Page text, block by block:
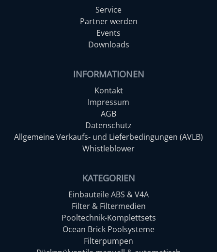
Service
Partner werden
Events
Downloads
INFORMATIONEN
Kontakt
Impressum
AGB
Datenschutz
Allgemeine Verkaufs- und Lieferbedingungen (AVLB)
Whistleblower
KATEGORIEN
Einbauteile ABS & V4A
Filter & Filtermedien
Pooltechnik-Komplettsets
Ocean Brick Poolsysteme
Filterpumpen